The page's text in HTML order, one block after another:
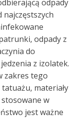
odpady
najczęstszych
odpady z
do
z izolatek.
zakres tego
materiały
w
jest ważne